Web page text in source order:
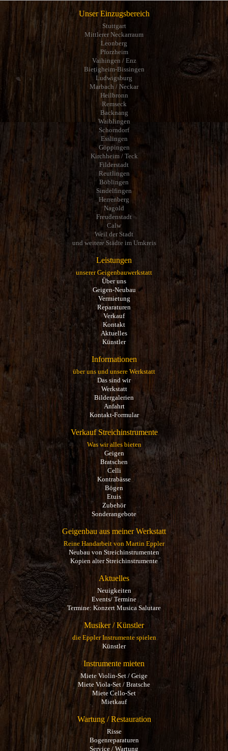
Unser Einzugsbereich
Stuttgart
Mittlerer Neckarraum
Leonberg
Pforzheim
Vaihingen / Enz
Bietigheim-Bissingen
Ludwigsburg
Marbach / Neckar
Heilbronn
Remseck
Backnang
Waiblingen
Schorndorf
Esslingen
Göppingen
Kirchheim / Teck
Filderstadt
Reutlingen
Böblingen
Sindelfingen
Herrenberg
Nagold
Freudenstadt
Calw
Weil der Stadt
und weitere Städte im Umkreis
Leistungen
unserer Geigenbauwerkstatt
Über uns
Geigen-Neubau
Vermietung
Reparaturen
Verkauf
Kontakt
Aktuelles
Künstler
Informationen
über uns und unsere Werkstatt
Das sind wir
Werkstatt
Bildergalerien
Anfahrt
Kontakt-Formular
Verkauf Streichinstrumente
Was wir alles bieten
Geigen
Bratschen
Celli
Kontrabässe
Bögen
Etuis
Zubehör
Sonderangebote
Geigenbau aus meiner Werkstatt
Reine Handarbeit von Martin Eppler
Neubau von Streichinstrumenten
Kopien alter Streichinstrumente
Aktuelles
Neuigkeiten
Events/ Termine
Termine: Konzert Musica Salutare
Musiker / Künstler
die Eppler Instrumente spielen
Künstler
Instrumente mieten
Miete Violin-Set / Geige
Miete Viola-Set / Bratsche
Miete Cello-Set
Mietkauf
Wartung / Restauration
Risse
Bogenreparaturen
Service / Wartung